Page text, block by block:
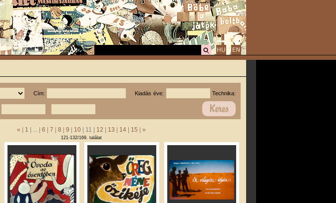
Cím: Kiadás éve: Technika:
« | 1 | ... | 6 | 7 | 8 | 9 | 10 | 11 | 12 | 13 | 14 | 15 | »
121-132/169. találat